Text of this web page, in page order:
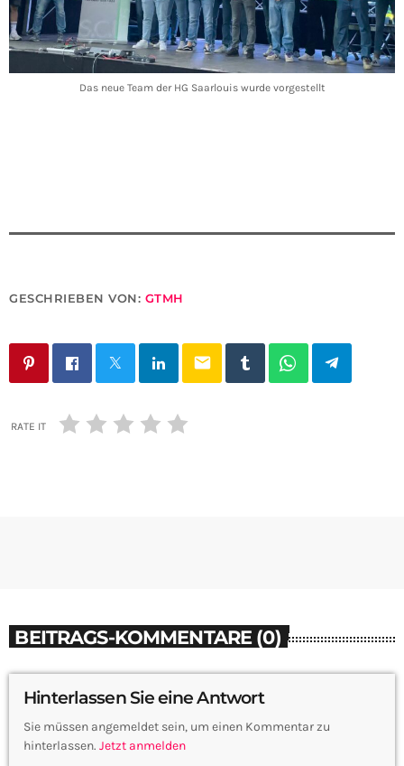
Das neue Team der HG Saarlouis wurde vorgestellt
GESCHRIEBEN VON: GTMH
email
RATE IT
BEITRAGS-KOMMENTARE (0)
Hinterlassen Sie eine Antwort
Sie müssen angemeldet sein, um einen Kommentar zu
hinterlassen. Jetzt anmelden